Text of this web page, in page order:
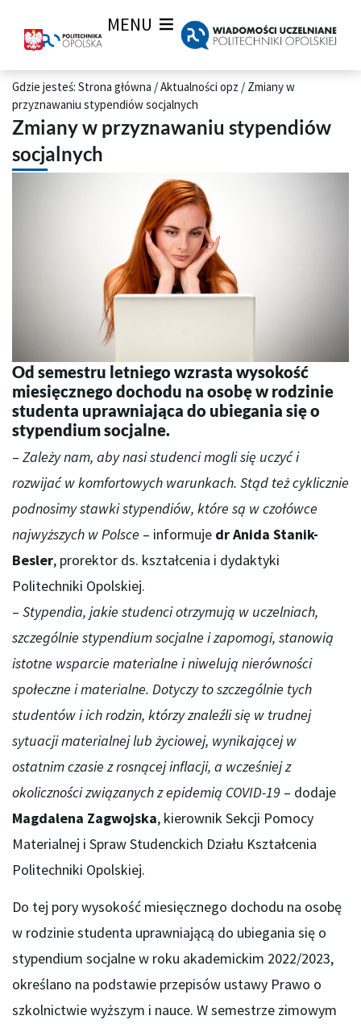
MENU
Gdzie jesteś: Strona główna /Aktualności opz / Zmiany w
przyznawaniu stypendiów socjalnych
Zmiany w przyznawaniu stypendiów
socjalnych
Od semestru letniego wzrasta wysokość
miesięcznego dochodu na osobę w rodzinie
studenta uprawniająca do ubiegania się o
stypendium socjalne.
– Zależy nam, aby nasi studenci mogli się uczyć i
rozwijać w komfortowych warunkach. Stąd też cyklicznie
podnosimy stawki stypendiów, które są w czołówce
najwyższych w Polsce – informuje dr Anida Stanik-
Besler, prorektor ds. kształcenia i dydaktyki
Politechniki Opolskiej.
– Stypendia, jakie studenci otrzymują w uczelniach,
szczególnie stypendium socjalne i zapomogi, stanowią
istotne wsparcie materialne i niwelują nierówności
społeczne i materialne. Dotyczy to szczególnie tych
studentów i ich rodzin, którzy znaleźli się w trudnej
sytuacji materialnej lub życiowej, wynikającej w
ostatnim czasie z rosnącej inflacji, a wcześniej z
okoliczności związanych z epidemią COVID-19 – dodaje
Magdalena Zagwojska, kierownik Sekcji Pomocy
Materialnej i Spraw Studenckich Działu Kształcenia
Politechniki Opolskiej.
Do tej pory wysokość miesięcznego dochodu na osobę
w rodzinie studenta uprawniającą do ubiegania się o
stypendium socjalne w roku akademickim 2022/2023,
określano na podstawie przepisów ustawy Prawo o
szkolnictwie wyższym i nauce. W semestrze zimowym